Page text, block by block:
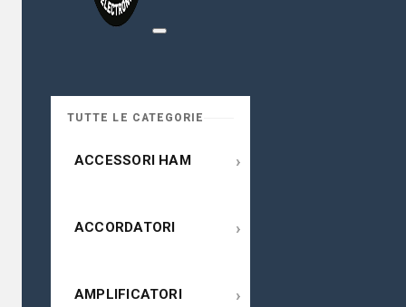
TUTTE LE CATEGORIE
ACCESSORI HAM ›
ACCORDATORI ›
AMPLIFICATORI ›